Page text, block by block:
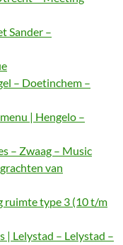
Sander –
– Doetinchem –
| Hengelo –
– Zwaag – Music
van
ruimte type 3 (10 t/m
| Lelystad – Lelystad –